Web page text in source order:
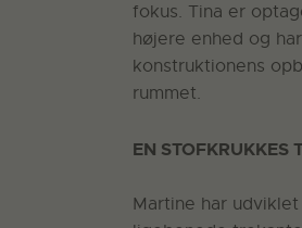
fokus. Tina er
højere enhed og
konstruktionens
rummet.
EN STOFKRUKKES
Martine har